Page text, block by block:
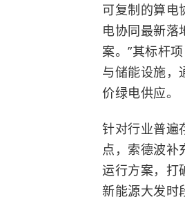
可复制的算电
电协同最新落
案。”其标杆
与储能设施，
价绿电供应。
针对行业普遍
点，索德波补
运行方案，打
新能源大发时